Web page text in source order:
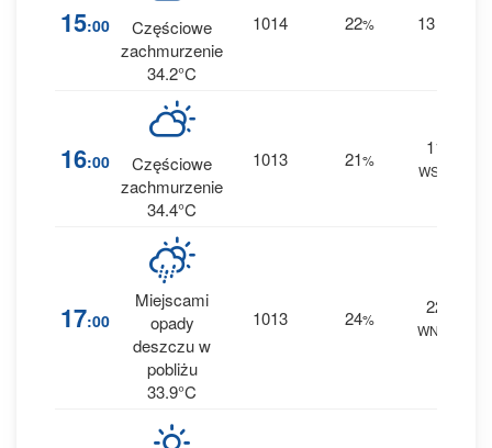
15:00
Częściowe
zachmurzenie
34.2°C
1014 22% 13
16:00
Częściowe
zachmurzenie
34.4°C
1013 21%
11
WSW
17:00
Miejscami
opady
deszczu w
pobliżu
33.9°C
1013 24%
22
WNW